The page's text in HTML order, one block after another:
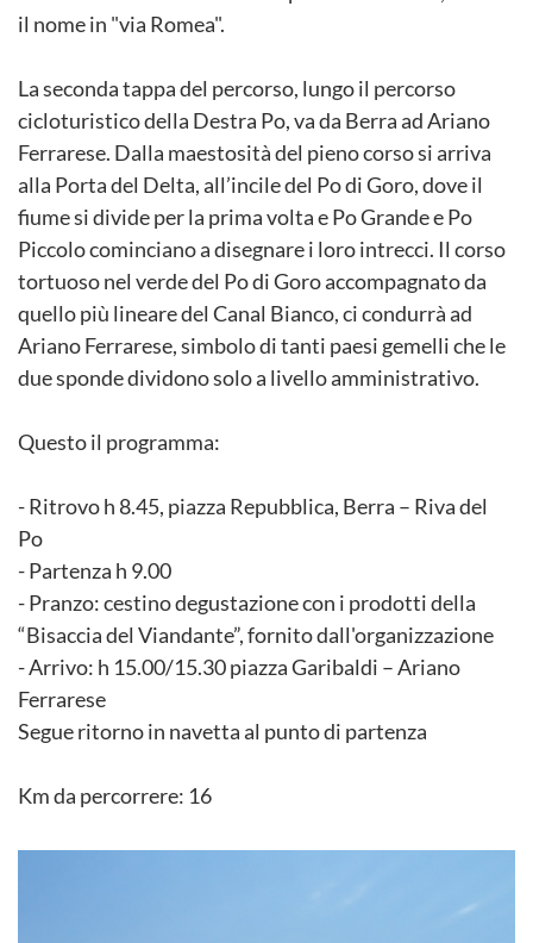
il nome in "via Romea".
La seconda tappa del percorso, lungo il percorso
cicloturistico della Destra Po, va da Berra ad Ariano
Ferrarese. Dalla maestosità del pieno corso si arriva
alla Porta del Delta, all’incile del Po di Goro, dove il
fiume si divide per la prima volta e Po Grande e Po
Piccolo cominciano a disegnare i loro intrecci. Il corso
tortuoso nel verde del Po di Goro accompagnato da
quello più lineare del Canal Bianco, ci condurrà ad
Ariano Ferrarese, simbolo di tanti paesi gemelli che le
due sponde dividono solo a livello amministrativo.
Questo il programma:
- Ritrovo h 8.45, piazza Repubblica, Berra – Riva del
Po
- Partenza h 9.00
- Pranzo: cestino degustazione con i prodotti della
“Bisaccia del Viandante”, fornito dall'organizzazione
- Arrivo: h 15.00/15.30 piazza Garibaldi – Ariano
Ferrarese
Segue ritorno in navetta al punto di partenza
Km da percorrere: 16